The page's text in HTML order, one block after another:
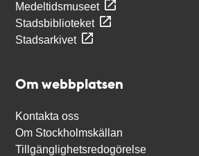
Medeltidsmuseet
Stadsbiblioteket
Stadsarkivet
Om webbplatsen
Kontakta oss
Om Stockholmskällan
Tillgänglighetsredogörelse